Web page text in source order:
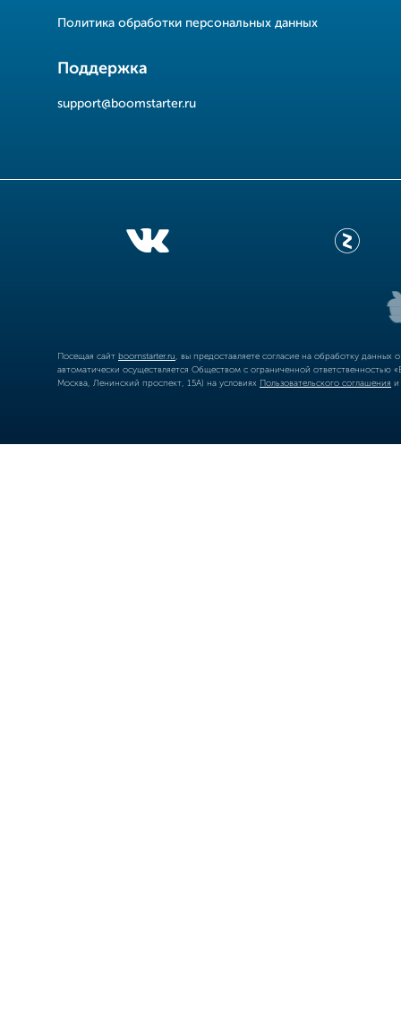
Политика обработки персональных данных
Поддержка
support@boomstarter.ru
Посещая сайт boomstarter.ru , вы предоставляете согласие на обработку
автоматически осуществляется Обществом с ограниченной
Москва, Ленинский проспект, 15А) на условиях Пользовательского соглашения и